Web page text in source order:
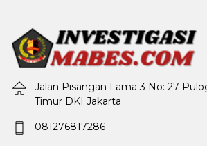
Jalan Pisangan Lama 3 No: 27
Timur DKI Jakarta
081276817286